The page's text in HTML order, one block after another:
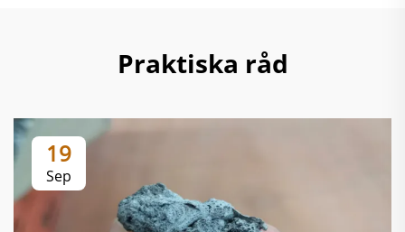
Praktiska råd
19
Sep